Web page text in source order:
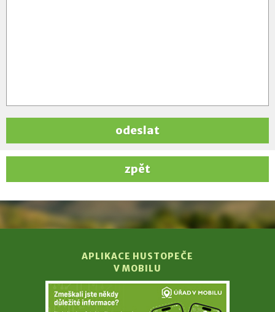
odeslat
zpět
APLIKACE HUSTOPEČE
V MOBILU